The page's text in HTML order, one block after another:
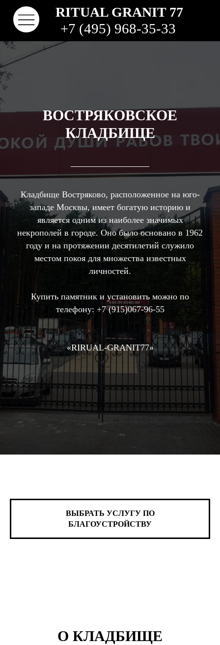
RITUAL GRANIT 77
КЛАДБИЩА
КОНТАКТЫ
ВИДЫ ГРАНИТА
+7 (495) 968-35-33
ВОСТРЯКОВСКОЕ
КЛАДБИЩЕ
Кладбище Востряково, расположенное на юго-
западе Москвы, имеет богатую историю и
является одним из наиболее значимых
некрополей в городе. Оно было основано в 1962
году и на протяжении десятилетий служило
местом покоя для множества известных
личностей.
Купить памятник и установить можно по
телефону: +7 (915)067-96-55
«RIRUAL-GRANIT77»
ВЫБРАТЬ УСЛУГУ ПО
БЛАГОУСТРОЙСТВУ
О КЛАДБИЩЕ